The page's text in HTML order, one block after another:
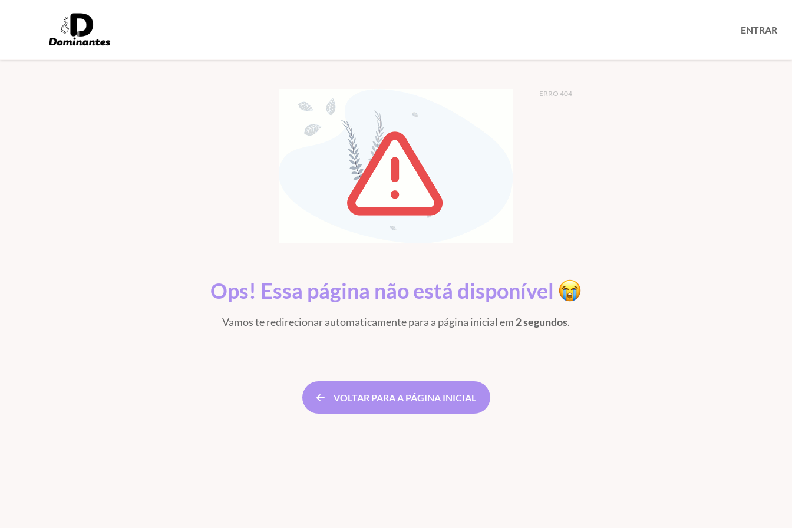
ENTRAR
ERRO 404
Ops! Essa página não está disponível
Vamos te redirecionar automaticamente para a página inicial em 2 segundos.
VOLTAR PARA A PÁGINA INICIAL